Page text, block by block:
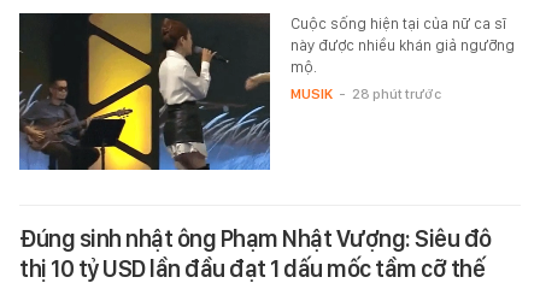
Cuộc sống hiện tại của nữ ca sĩ
này được nhiều khán giả ngưỡng
mộ.
MUSIK - 28 phút trước
Đúng sinh nhật ông Phạm Nhật Vượng: Siêu đô
thị 10 tỷ USD lần đầu đạt 1 dấu mốc tầm cỡ thế